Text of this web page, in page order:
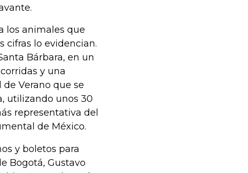
los animales que
cifras lo evidencian.
Bárbara, en un
y una
Verano que se
utilizando unos 30
representativa del
de México.
y boletos para
Bogotá, Gustavo